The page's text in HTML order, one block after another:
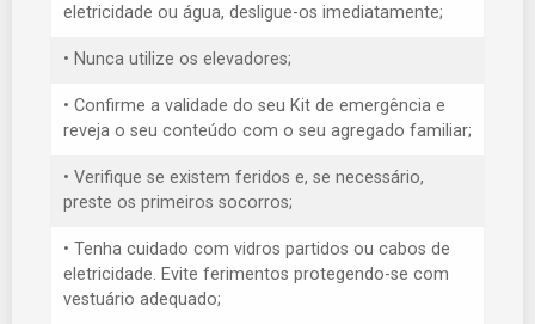
eletricidade ou água, desligue-os imediatamente;
• Nunca utilize os elevadores;
• Confirme a validade do seu Kit de emergência e
reveja o seu conteúdo com o seu agregado familiar;
• Verifique se existem feridos e, se necessário,
preste os primeiros socorros;
• Tenha cuidado com vidros partidos ou cabos de
eletricidade. Evite ferimentos protegendo-se com
vestuário adequado;